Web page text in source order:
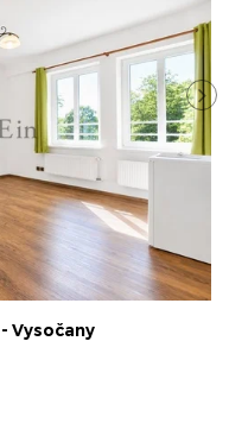
Vysočany